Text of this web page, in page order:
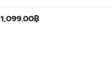
1,099.00฿